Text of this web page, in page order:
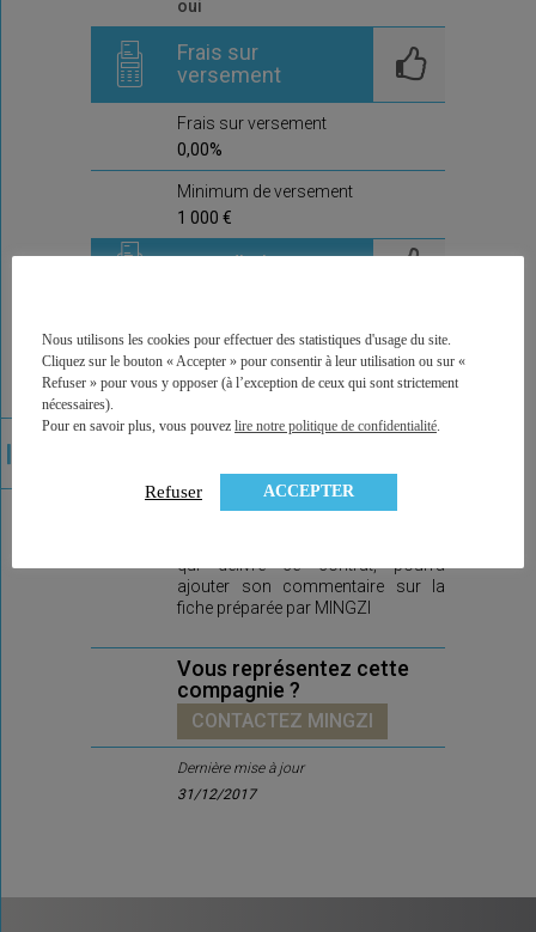
oui
Frais sur
versement
Frais sur versement
0,00%
Minimum de versement
1 000 €
Frais d'arbitrage
0,0%
Arbitrages offerts
compagnie
qui délivre ce contrat, pourra
ajouter son commentaire sur la
fiche préparée par MINGZI
Vous représentez cette
compagnie ?
CONTACTEZ MINGZI
Dernière mise à jour
31/12/2017
Nous utilisons les cookies pour effectuer des statistiques d'usage du site.
Cliquez sur le bouton « Accepter » pour consentir à leur utilisation ou sur «
Refuser » pour vous y opposer (à l’exception de ceux qui sont strictement
nécessaires).
Pour en savoir plus, vous pouvez lire notre politique de confidentialité
Refuser ACCEPTER